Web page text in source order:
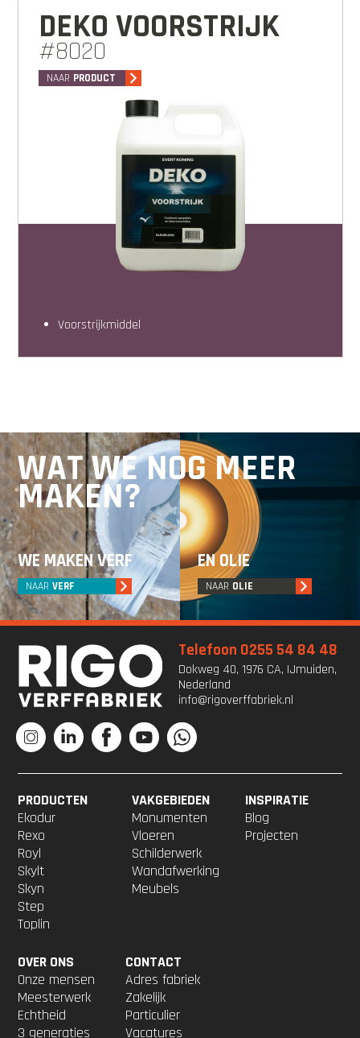
DEKO VOORSTRIJK
#8020
NAAR PRODUCT
voorstrijkmiddel
WAT WE NOG MEER
MAKEN?
WE MAKEN VERF
NAARVERF
EN OLIE
NAAR OLIE
PRODUCTEN
Ekodur
Rexo
Royl
Skylt
Skyn
Step
Toplin
VAKGEBIEDEN
Monumenten
Vloeren
Schilderwerk
Wandafwerking
Meubels
INSPIRATIE
Blog
Projecten
OVER ONS
Onze mensen
Meesterwerk
Echtheid
3 generaties
CONTACT
Adres fabriek
Zakelijk
Particulier
Vacatures
Telefoon 0255 54 84 48
Dokweg 40, 1976 CA, IJmuiden,
Nederland
info@rigoverffabriek.nl